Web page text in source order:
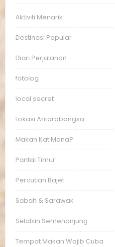
Aktiviti Menarik
Destinasi Popular
Diari Perjalanan
fotolog
local secret
Lokasi Antarabangsa
Makan Kat Mana?
Pantai Timur
Percutian Bajet
Sabah & Sarawak
Selatan Semenanjung
Tempat Makan Wajib Cuba